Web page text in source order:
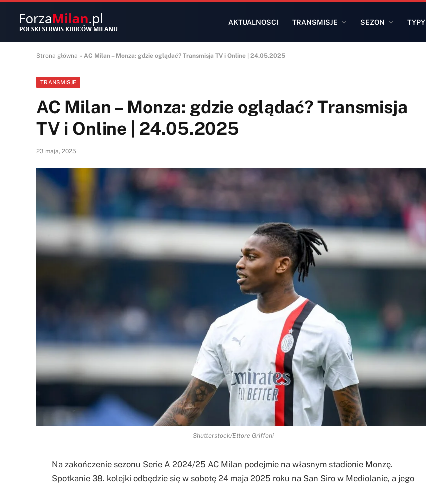
AKTUALNOSCI TRANSMISJE SEZON TYPY
Strona główna » AC Milan – Monza: gdzie oglądać? Transmisja TV i Online | 24.05.2025
TRANSMISJE
AC Milan – Monza: gdzie oglądać? Transmisja
TV i Online | 24.05.2025
23 maja, 2025
Shutterstock/Ettore Griffoni
Na zakończenie sezonu Serie A 2024/25 AC Milan podejmie na własnym stadionie Monzę.
Spotkanie 38. kolejki odbędzie się w sobotę 24 maja 2025 roku na San Siro w Mediolanie, a jego